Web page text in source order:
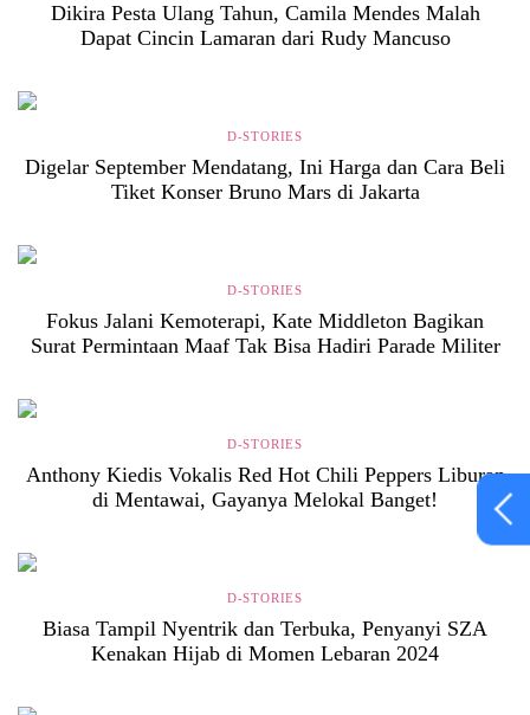
Dikira Pesta Ulang Tahun, Camila Mendes Malah
Dapat Cincin Lamaran dari Rudy Mancuso
D-STORIES
Digelar September Mendatang, Ini Harga dan Cara Beli
Tiket Konser Bruno Mars di Jakarta
D-STORIES
Fokus Jalani Kemoterapi, Kate Middleton Bagikan
Surat Permintaan Maaf Tak Bisa Hadiri Parade Militer
D-STORIES
Anthony Kiedis Vokalis Red Hot Chili Peppers Liburan
di Mentawai, Gayanya Melokal Banget!
D-STORIES
Biasa Tampil Nyentrik dan Terbuka, Penyanyi SZA
Kenakan Hijab di Momen Lebaran 2024